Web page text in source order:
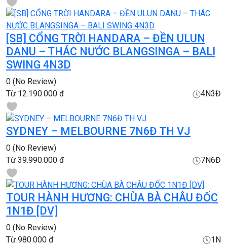
[SB] CỔNG TRỜI HANDARA – ĐỀN ULUN
DANU – THÁC NƯỚC BLANGSINGA – BALI
SWING 4N3D
0 (No Review)
Từ 12.190.000 đ 4N3Đ
SYDNEY – MELBOURNE 7N6Đ TH VJ
0 (No Review)
Từ 39.990.000 đ 7N6Đ
TOUR HÀNH HƯƠNG: CHÙA BÀ CHÂU ĐỐC
1N1Đ [DV]
0 (No Review)
Từ 980.000 đ 1N